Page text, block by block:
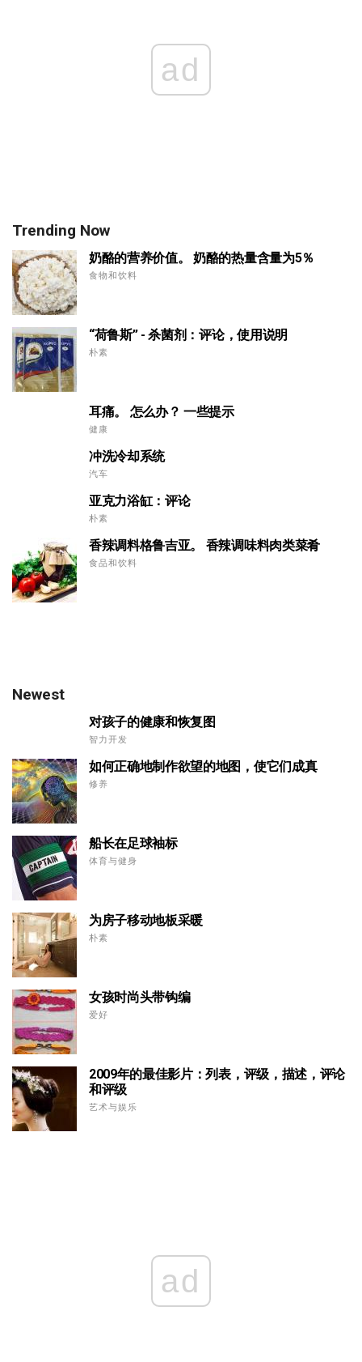
ad
Trending Now
奶酪的营养价值。 奶酪的热量含量为5％
食物和饮料
“荷鲁斯” - 杀菌剂：评论，使用说明
朴素
耳痛。 怎么办？ 一些提示
健康
冲洗冷却系统
汽车
亚克力浴缸：评论
朴素
香辣调料格鲁吉亚。 香辣调味料肉类菜肴
食品和饮料
Newest
对孩子的健康和恢复图
智力开发
如何正确地制作欲望的地图，使它们成真
修养
船长在足球袖标
体育与健身
为房子移动地板采暖
朴素
女孩时尚头带钩编
爱好
2009年的最佳影片：列表，评级，描述，评论
和评级
艺术与娱乐
ad